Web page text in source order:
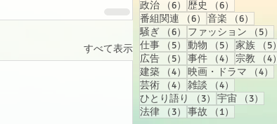
すべて表示
政治
（6） 6件の記事
歴史 （6）
番組関連
（6） 6件の記事
音楽 （6）
騒ぎ
（6） 6件の記事
ファッション （5）
仕事
（5） 5件の記事
動物 （5） 5件の記事
家族 （5）
広告
（5） 5件の記事
事件 （4） 4件の記事
宗教 （4）
建築
（4） 4件の記事
映画・ドラマ （4）
芸術
（4） 4件の記事
雑談 （4）
ひとり語り
（3） 3件の記事
宇宙 （3）
法律
（3） 3件の記事
事故 （1）